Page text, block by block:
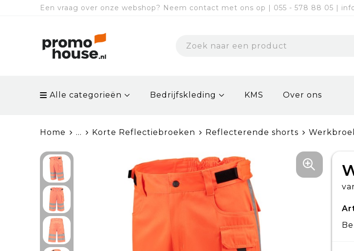
Een vraag over onze webshop? Neem contact met ons op | 055 - 578 88 05 |
Alle categorieën Bedrijfskleding KMS Over ons
Home ... Korte Reflectiebroeken Reflecterende shorts